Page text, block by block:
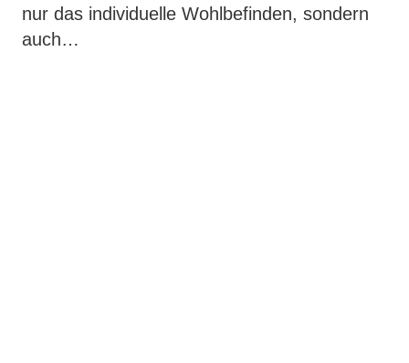
nur das individuelle Wohlbefinden, sondern
auch…